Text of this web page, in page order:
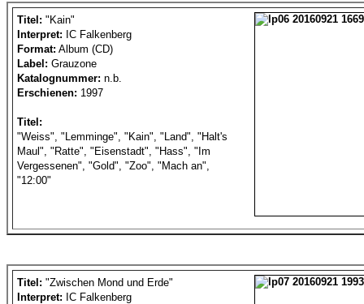
Titel: "Kain"
Interpret: IC Falkenberg
Format: Album (CD)
Label: Grauzone
Katalognummer: n.b.
Erschienen: 1997
Titel:
"Weiss", "Lemminge", "Kain", "Land", "Halt's
Maul", "Ratte", "Eisenstadt", "Hass", "Im
Vergessenen", "Gold", "Zoo", "Mach an",
"12:00"
Titel: "Zwischen Mond und Erde"
Interpret: IC Falkenberg